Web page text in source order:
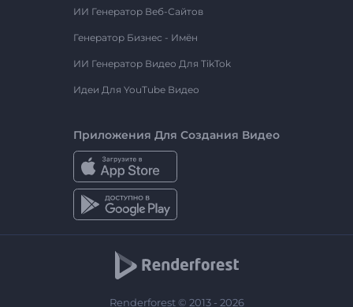
ИИ Генератор Веб-Сайтов
Генератор Бизнес - Имён
ИИ Генератор Видео Для TikTok
Идеи Для YouTube Видео
Приложения Для Создания Видео
Renderforest © 2013 - 2026